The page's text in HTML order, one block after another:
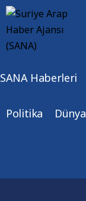
SANA Haberleri
Politika Dünya